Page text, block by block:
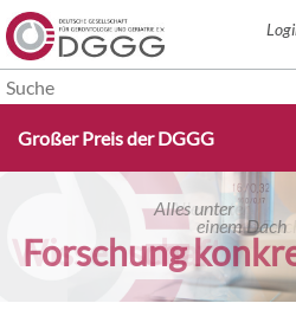
überspringen
Großer Preis der DGGG
Aktuelles & Termine
Alles unter
einem
Alles unter
einem Dach
Forschung